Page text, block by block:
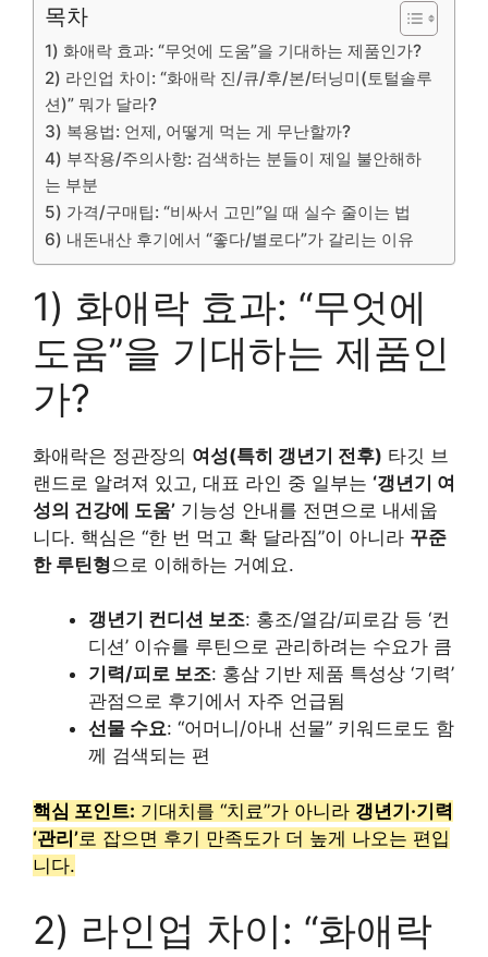
목차
1) 화애락 효과: “무엇에 도움”을 기대하는 제품인가?
2) 라인업 차이: “화애락 진/큐/후/본/터닝미(토털솔루
션)” 뭐가 달라?
3) 복용법: 언제, 어떻게 먹는 게 무난할까?
4) 부작용/주의사항: 검색하는 분들이 제일 불안해하
는 부분
5) 가격/구매팁: “비싸서 고민”일 때 실수 줄이는 법
6) 내돈내산 후기에서 “좋다/별로다”가 갈리는 이유
1) 화애락 효과: “무엇에
도움”을 기대하는 제품인
가?
화애락은 정관장의 여성(특히 갱년기 전후) 타깃 브
랜드로 알려져 있고, 대표 라인 중 일부는 ‘갱년기 여
성의 건강에 도움’ 기능성 안내를 전면으로 내세웁
니다. 핵심은 “한 번 먹고 확 달라짐”이 아니라 꾸준
한 루틴형 으로 이해하는 거예요.
갱년기 컨디션 보조: 홍조/열감/피로감 등 ‘컨
디션’ 이슈를 루틴으로 관리하려는 수요가 큼
기력/피로 보조: 홍삼 기반 제품 특성상 ‘기력’
관점으로 후기에서 자주 언급됨
선물 수요: “어머니/아내 선물” 키워드로도 함
께 검색되는 편
핵심 포인트: 기대치를 “치료”가 아니라 갱년기·기력
‘관리’로 잡으면 후기 만족도가 더 높게 나오는 편입
니다.
2) 라인업 차이: “화애락